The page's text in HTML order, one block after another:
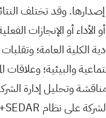
وقد تختلف
أو الإنجازات
العامة؛
والبيئية؛ وعلاقات